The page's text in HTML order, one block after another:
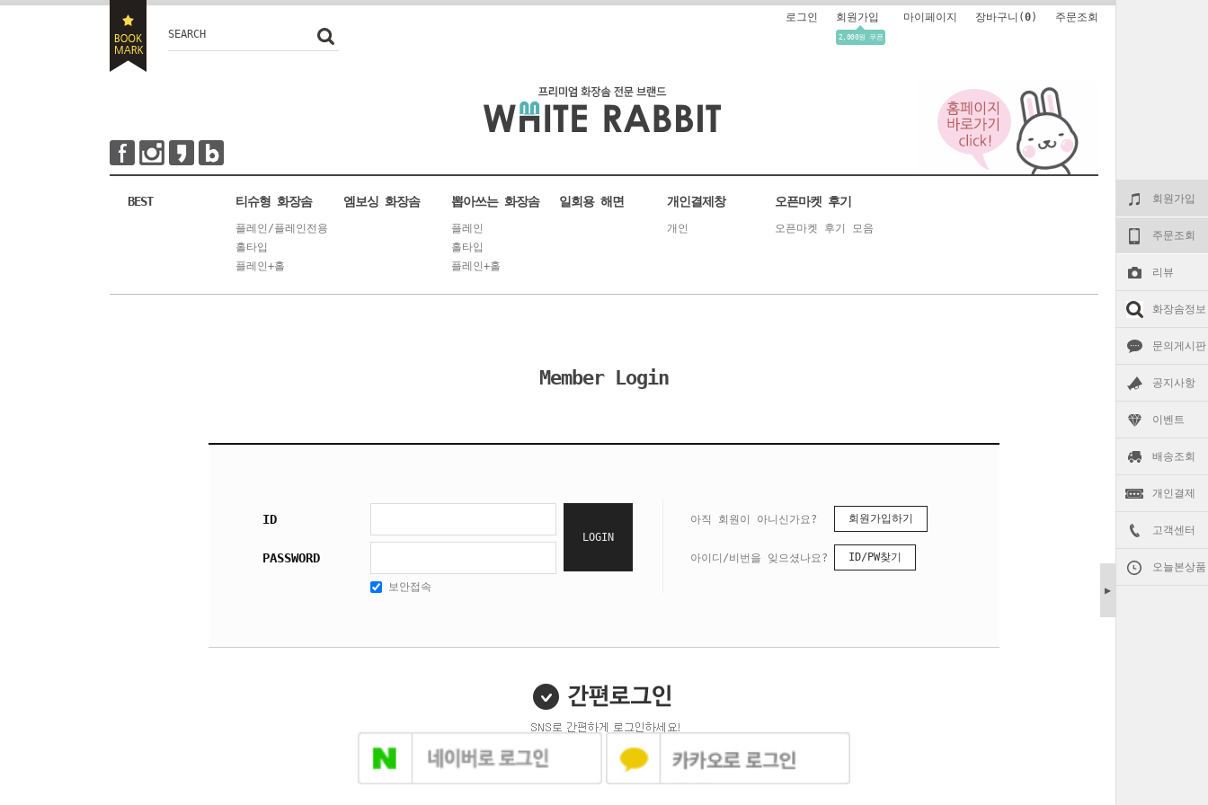
▶
회원가입
주문조회
리뷰
화장솜정보
문의게시판
공지사항
이벤트
배송조회
개인결제
고객센터
오늘본상품
SEARCH
로그인 회원가입
2,000원 쿠폰
마이페이지 장바구니(0) 주문조회
BEST 티슈형 화장솜
플레인/플레인전용
홀타입
플레인+홀
엠보싱 화장솜 뽑아쓰는 화장솜
플레인
홀타입
플레인+홀
일회용 해면 개인결제창
개인
오픈마켓 후기
오픈마켓 후기 모음
Member Login
ID
PASSWORD
LOGIN
보안접속
아직 회원이 아니신가요? 회원가입하기
아이디/비번을 잊으셨나요? ID/PW찾기